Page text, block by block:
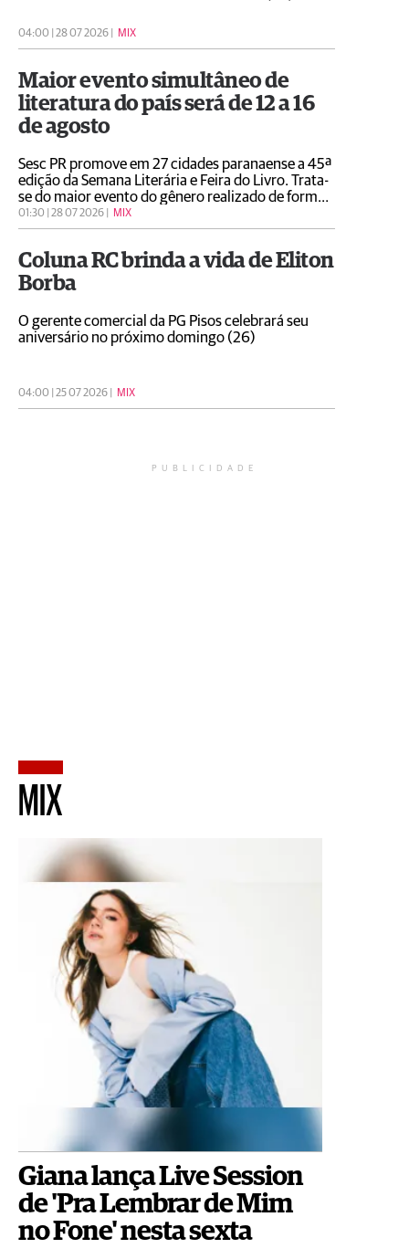
04:00 | 28 07 2026 | MIX
Maior evento simultâneo de
literatura do país será de 12 a 16
de agosto
Sesc PR promove em 27 cidades paranaense a 45ª
edição da Semana Literária e Feira do Livro. Trata-
se do maior evento do gênero realizado de forma
simultânea no Brasil que neste ano homenageia a
escritora e poetisa Adélia Prado
01:30 | 28 07 2026 | MIX
Coluna RC brinda a vida de Eliton
Borba
O gerente comercial da PG Pisos celebrará seu
aniversário no próximo domingo (26)
04:00 | 25 07 2026 | MIX
PUBLICIDADE
MIX
Giana lança Live Session
de 'Pra Lembrar de Mim
no Fone' nesta sexta